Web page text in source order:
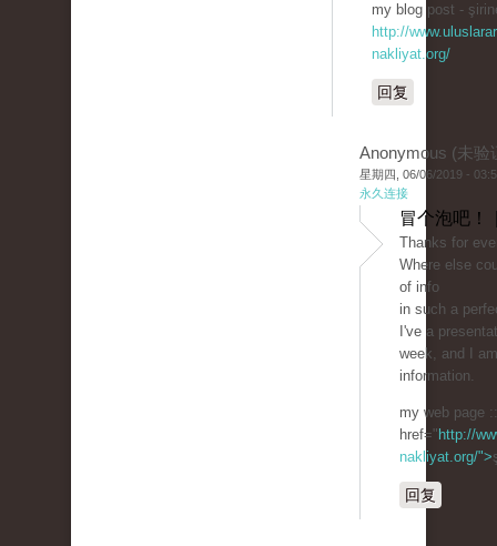
my blog post -
http://
nakliyat.org/
回复
Anonymous (未验
星期四, 06/06/2019 -
永久连接
冒个泡吧！
Thanks for
Where else
of info
in such a
I've a
week, and I
information.
my web page
href=" http://
nakliyat.org/">
回复